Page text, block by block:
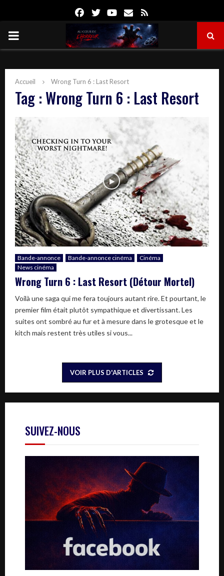
FacebookTwitterYoutube
Email
PRIMARY
Accueil Wrong Turn 6 : Last Resort
Tag : Wrong Turn 6 : Last Resort
Bande-annonce Bande-annonce cinéma
Cinéma
News cinéma
Wrong Turn 6 : Last Resort (Détour Mortel)
Voilà une saga qui me fera toujours autant rire. Et pourtant, le
premier film était plutôt sympathique et divertissant. Les
suites ont sombré au fur et à mesure dans le grotesque et le
kitch mais restent très utiles si vous...
VOIR PLUS D'ARTICLES
SUIVEZ-NOUS